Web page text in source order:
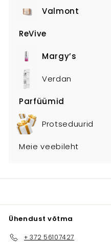
submenuValmont
Expand
submenu
ReVive
Expand
submenuMargy’s
Expand
submenuVerdan
Parfüümid
Expand
submenuProtseduurid
Meie veebileht
Ühendust võtma
+ 372 56107427